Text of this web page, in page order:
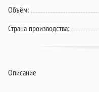
Объём:
Страна производства:
Описание